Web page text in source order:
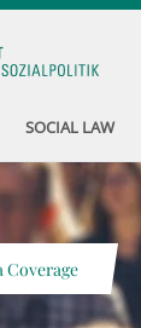
SOCIAL LAW
Coverage